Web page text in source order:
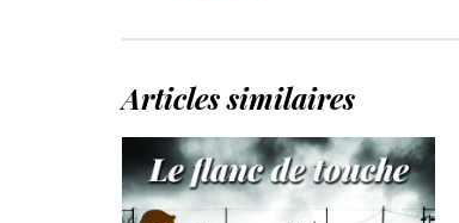
Articles similaires